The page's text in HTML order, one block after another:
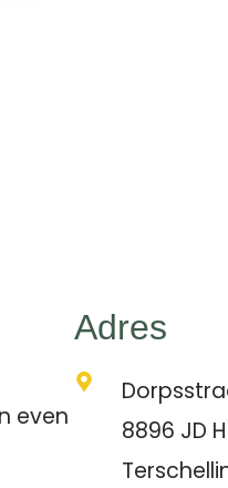
even
Adres
8896 JD